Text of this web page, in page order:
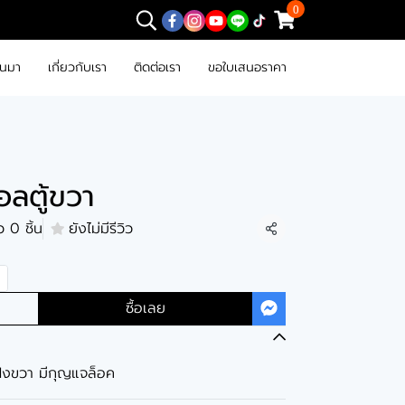
0
มา เกี่ยวกับเรา ติดต่อเรา ขอใบเสนอราคา
ลตู้ขวา
0 ชิ้น ยังไม่มีรีวิว แชร์
ซื้อเลย
งขวา มีกุญแจล็อค